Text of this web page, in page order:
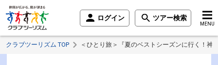
ログイン ツアー検索
MENU
クラブツーリズム TOP ＜ひとり旅＞『夏のベストシーズンに行く！神